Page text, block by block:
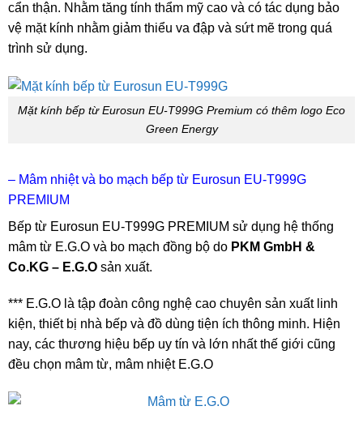
cẩn thận. Nhằm tăng tính thẩm mỹ cao và có tác dụng bảo
vệ mặt kính nhằm giảm thiểu va đập và sứt mẽ trong quá
trình sử dụng.
Mặt kính bếp từ Eurosun EU-T999G Premium có thêm logo Eco
Green Energy
– Mâm nhiệt và bo mạch bếp từ Eurosun EU-T999G
PREMIUM
Bếp từ Eurosun EU-T999G PREMIUM sử dụng hệ thống
mâm từ E.G.O và bo mạch đồng bộ do PKM GmbH &
Co.KG – E.G.O sản xuất.
*** E.G.O là tập đoàn công nghệ cao chuyên sản xuất linh
kiện, thiết bị nhà bếp và đồ dùng tiện ích thông minh. Hiện
nay, các thương hiệu bếp uy tín và lớn nhất thế giới cũng
đều chọn mâm từ, mâm nhiệt E.G.O